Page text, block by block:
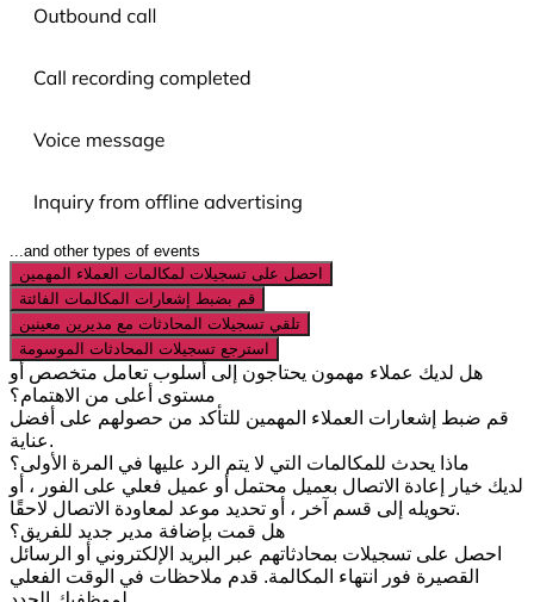
...and other types of events
احصل على تسجيلات لمكالمات العملاء المهمين
قم بضبط إشعارات المكالمات الفائتة
تلقي تسجيلات المحادثات مع مديرين معينين
استرجع تسجيلات المحادثات الموسومة
هل لديك عملاء مهمون يحتاجون إلى أسلوب تعامل متخصص أو
مستوى أعلى من الاهتمام؟
قم ضبط إشعارات العملاء المهمين للتأكد من حصولهم على أفضل
عناية.
ماذا يحدث للمكالمات التي لا يتم الرد عليها في المرة الأولى؟
لديك خيار إعادة الاتصال بعميل محتمل أو عميل فعلي على الفور ، أو
تحويله إلى قسم آخر ، أو تحديد موعد لمعاودة الاتصال لاحقًا.
هل قمت بإضافة مدير جديد للفريق؟
احصل على تسجيلات بمحادثاتهم عبر البريد الإلكتروني أو الرسائل
القصيرة فور انتهاء المكالمة. قدم ملاحظات في الوقت الفعلي